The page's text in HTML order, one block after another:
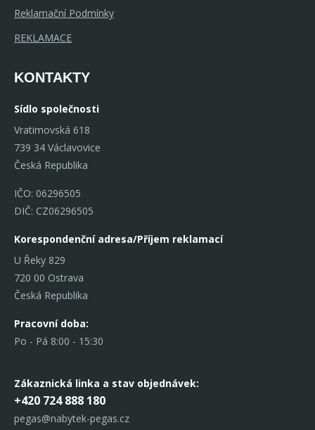
Reklamační Podmínky
REKLAMACE
KONTAKTY
Sídlo společnosti
Vratimovská 618
739 34 Václavovice
Česká Republika
IČO: 06296505
DIČ: CZ06296505
Korespondenční adresa/Příjem reklamací
U Řeky 829
720 00 Ostrava
Česká Republika
Pracovní doba:
Po - Pá 8:00 - 15:30
Zákaznická linka a stav objednávek:
+420 724 888 180
pegas@nabytek-pegas.cz